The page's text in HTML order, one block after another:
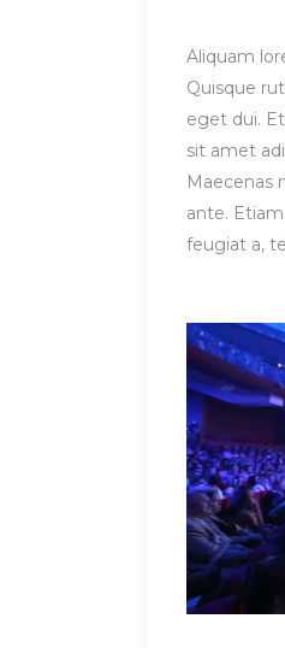
Aliquam
Quisque
eget dui.
sit amet
Maecenas
ante.
feugiat a,